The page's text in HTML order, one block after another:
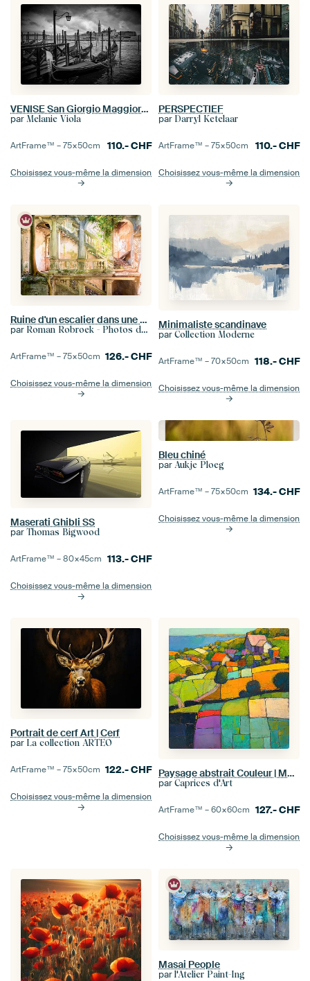
VENISE San Giorgio Maggiore noir et blanc
par Melanie Viola
ArtFrame™ –75×50cm 110.-CHF
Choisissez vous-même la dimension
PERSPECTIEF
par Darryl Ketelaar
ArtFrame™ –75×50cm 110.-CHF
Choisissez vous-même la dimension
Ruine d'un escalier dans une villa abandonnée.
par Roman Robroek - Photos de bâtiments abandonnés
ArtFrame™ –75×50cm 126.-CHF
Choisissez vous-même la dimension
Minimaliste scandinave
par Collection Moderne
ArtFrame™ –70×50cm 118.-CHF
Choisissez vous-même la dimension
Maserati Ghibli SS
par Thomas Bigwood
ArtFrame™ –80×45cm 113.-CHF
Choisissez vous-même la dimension
Bleu chiné
par Aukje Ploeg
ArtFrame™ –75×50cm 134.-CHF
Choisissez vous-même la dimension
Portrait de cerf Art | Cerf
par La collection ARTEO
ArtFrame™ –75×50cm 122.-CHF
Choisissez vous-même la dimension
Paysage abstrait Couleur | Mosaïque Champs Horizon
par Caprices d'Art
ArtFrame™ –60×60cm 127.-CHF
Choisissez vous-même la dimension
Masai People
par l'Atelier Paint-Ing